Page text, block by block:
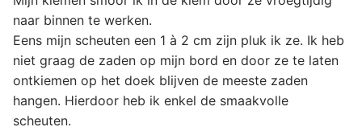
naar binnen te werken.
Eens mijn scheuten een 1 à 2 cm zijn pluk ik ze. Ik heb
niet graag de zaden op mijn bord en door ze te laten
ontkiemen op het doek blijven de meeste zaden
hangen. Hierdoor heb ik enkel de smaakvolle
scheuten.